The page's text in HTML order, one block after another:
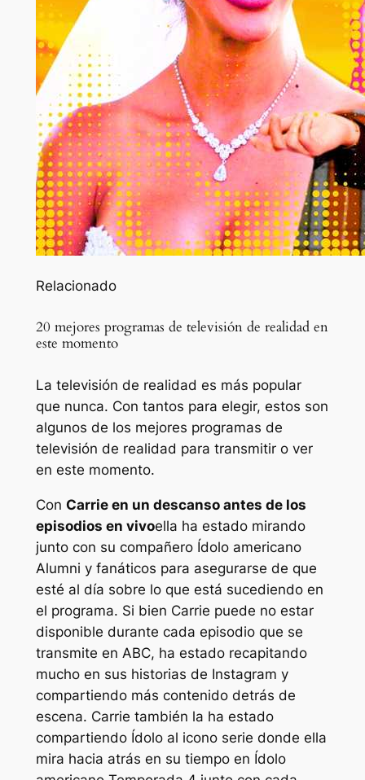
Relacionado
20 mejores programas de televisión de realidad en
este momento
La televisión de realidad es más popular
que nunca. Con tantos para elegir, estos son
algunos de los mejores programas de
televisión de realidad para transmitir o ver
en este momento.
Con Carrie en un descanso antes de los
episodios en vivoella ha estado mirando
junto con su compañero Ídolo americano
Alumni y fanáticos para asegurarse de que
esté al día sobre lo que está sucediendo en
el programa. Si bien Carrie puede no estar
disponible durante cada episodio que se
transmite en ABC, ha estado recapitando
mucho en sus historias de Instagram y
compartiendo más contenido detrás de
escena. Carrie también la ha estado
compartiendo Ídolo al icono serie donde ella
mira hacia atrás en su tiempo en Ídolo